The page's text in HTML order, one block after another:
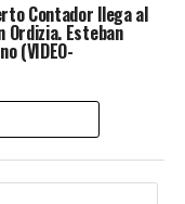
Contador llega al
Esteban
(VIDEO-